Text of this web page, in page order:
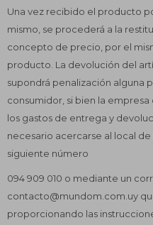
Una vez recibido el producto
mismo, se procederá a la
concepto de precio, por el
producto. La devolución del
supondrá penalización alguna
consumidor, si bien la
los gastos de entrega y
necesario acercarse al local
siguiente número
094 909 010 o mediante un
contacto@mundom.com.uy
proporcionando las